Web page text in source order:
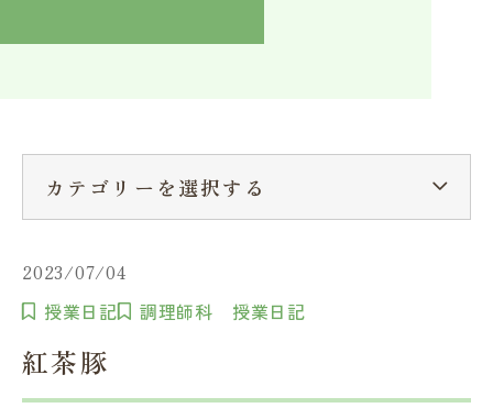
卒業生の方へ在学生へ一般の方へ（教室・講習会）
2023/07/04
授業日記 調理師科 授業日記
紅茶豚
カテゴリーを選択する